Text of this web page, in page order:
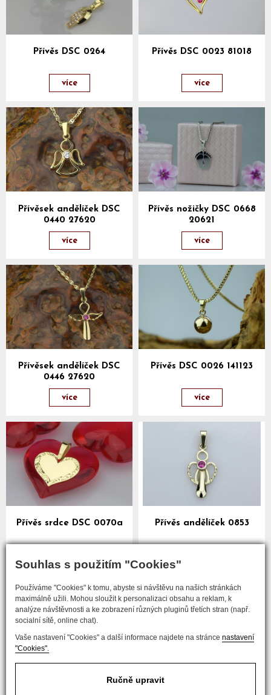
Souhlas s použitím "Cookies"
Používáme "Cookies" k tomu, abyste si návštěvu na našich stránkách
maximálně užili. Mohou sloužit k personalizaci obsahu a reklam, k
analýze návštěvnosti a ke zobrazení různých pluginů třetích stran (např.
socialní sítě, online chat).
Vaše nastavení "Cookies" a další informace najdete na stránce nastavení
"Cookies".
Ručně upravit
Přívěs DSC 0264
více
Přívěs DSC 0023 81018
více
Přívěsek andělíček DSC
0440 27620
více
Přívěs nožičky DSC 0668
20621
více
Přívěsek andělíček DSC
0446 27620
více
Přívěs DSC 0026 141123
více
Přívěs srdce DSC 0070a Přívěs andělíček 0853
předchozí
1 ... 6
následující